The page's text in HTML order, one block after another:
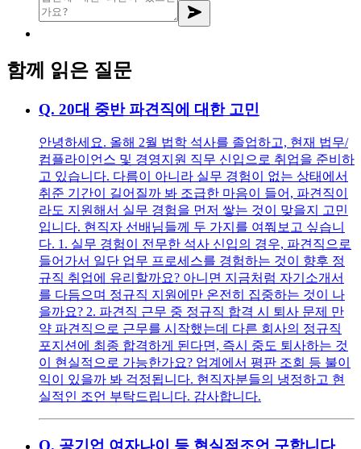
함께 읽은 질문
Q. 20대 중반 파견직에 대한 고민
안녕하세요. 올해 2월 법학 석사를 졸업하고, 현재 법무/
컴플라이언스 및 경영지원 직무 신입으로 취업을 준비하
고 있습니다. 다름이 아니라 실무 경험이 없는 상태에서
취준 기간이 길어질까 봐 조급한 마음이 들어, 파견직이
라도 지원해서 실무 경험을 먼저 쌓는 것이 맞을지 고민
입니다. 현직자 선배님들께 두 가지를 여쭤보고 싶습니
다. 1. 실무 경험이 전무한 석사 신입의 경우, 파견직으로
들어가서 일단 업무 프로세스를 경험하는 것이 향후 정
규직 취업에 유리할까요? 아니면 지금처럼 자기소개서
를 다듬으며 정규직 지원에만 온전히 집중하는 것이 나
을까요? 2. 파견직 근무 중 정규직 합격 시 퇴사 문제 만
약 파견직으로 근무를 시작했는데 다른 회사의 정규직
포지션에 최종 합격하게 된다면, 즉시 중도 퇴사하는 것
이 현실적으로 가능한가요? 업계에서 평판 조회 등 불이
익이 있을까 봐 걱정됩니다. 현직자분들의 냉정하고 현
실적인 조언 부탁드립니다. 감사합니다.
Q. 공기업 여자나이 등 현실적조언 구합니다